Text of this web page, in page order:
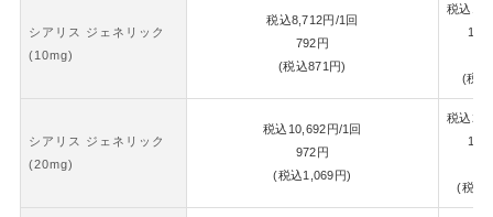
シアリス ジェネリック
(10mg)
税込8,712円/1回
792円
(税込871 円)
税込
1錠
(税込
シアリス ジェネリック
(20mg)
税込 10,692円/1回
972円
(税込1,069円)
税込
1錠
(税込